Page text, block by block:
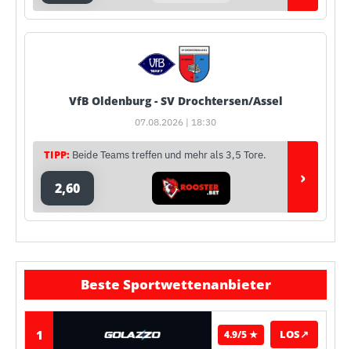
VfB Oldenburg - SV Drochtersen/Assel
07.08.2026 | 18:30
TIPP: Beide Teams treffen und mehr als 3,5 Tore.
2,60 ›
Beste Sportwettenanbieter
1 4.9/5 ★ LOS↗